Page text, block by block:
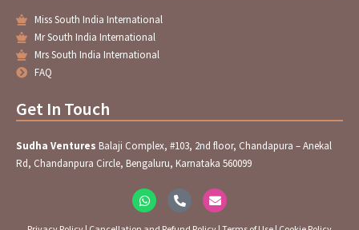
Miss South India International
Mr South India International
Mrs South India International
FAQ
Get In Touch
Sudha Ventures Balaji Complex, #103, 2nd floor, Chandapura – Anekal
Rd, Chandanpura Circle, Bengaluru, Karnataka 560099
W
h
P
h
E
n